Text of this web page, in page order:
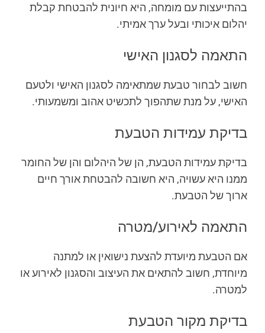
בהתייעצות עם מומחה, היא חיונית להבטחת קבלת
יהלום איכותי ובעל ערך אמיתי.
התאמה לסגנון האישי
חשוב לבחור טבעת שמתאימה לסגנון האישי ולטעם
האישי, על מנת שתהפוך לתכשיט אהוב ומשמעותי.
בדיקת עמידות הטבעת
בדיקת עמידות הטבעת, הן של היהלום והן של החומר
ממנו היא עשויה, היא חשובה להבטחת אורך חיים
ארוך של הטבעת.
התאמה לאירוע/מטרה
אם הטבעת מיועדת להצעת נישואין או למתנה
מיוחדת, חשוב להתאים את העיצוב והסגנון לאירוע או
למטרה.
בדיקת מקור הטבעת